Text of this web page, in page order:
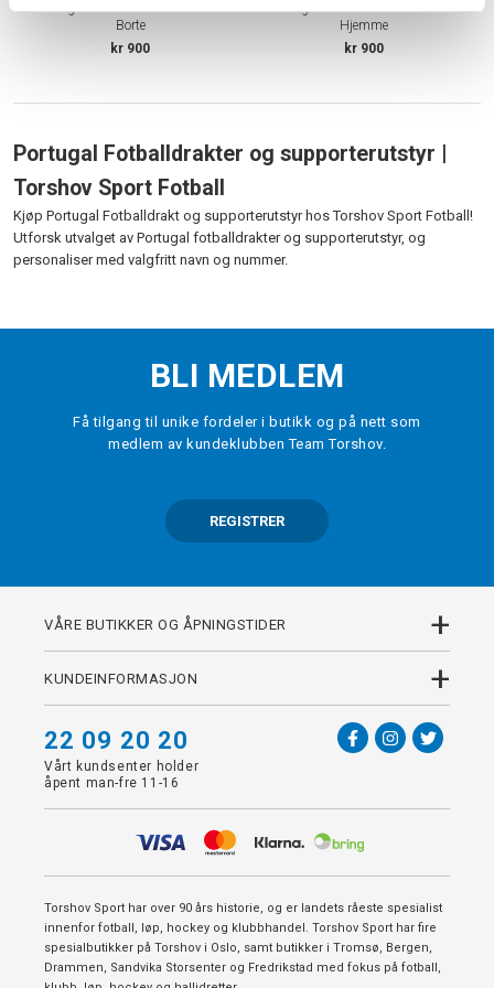
Portugal 1984 Retro Fotballdrakt
Borte
kr 900
Portugal 1984 Retro Fotballdrakt
Hjemme
kr 900
Portugal Fotballdrakter og supporterutstyr |
Torshov Sport Fotball
Kjøp Portugal Fotballdrakt og supporterutstyr hos Torshov Sport Fotball!
Utforsk utvalget av Portugal fotballdrakter og supporterutstyr, og
personaliser med valgfritt navn og nummer.
BLI MEDLEM
Få tilgang til unike fordeler i butikk og på nett som
medlem av kundeklubben Team Torshov.
REGISTRER
VÅRE BUTIKKER OG ÅPNINGSTIDER +
KUNDEINFORMASJON +
22 09 20 20
Vårt kundsenter holder
åpent man-fre 11-16
Torshov Sport har over 90 års historie, og er landets råeste spesialist
innenfor fotball, løp, hockey og klubbhandel. Torshov Sport har fire
spesialbutikker på Torshov i Oslo, samt butikker i Tromsø, Bergen,
Drammen, Sandvika Storsenter og Fredrikstad med fokus på fotball,